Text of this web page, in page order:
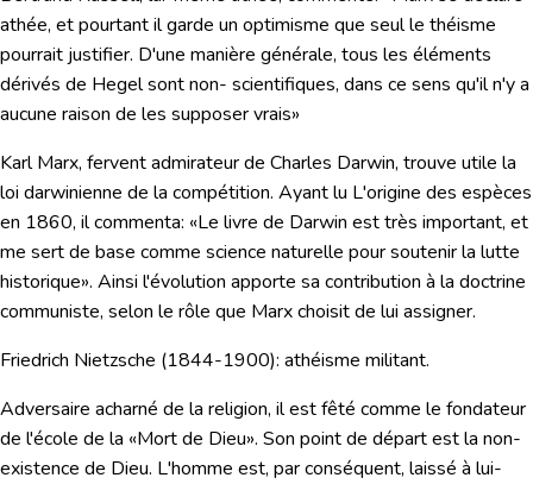
athée, et pourtant il garde un optimisme que seul le théisme
pourrait justifier. D'une manière générale, tous les éléments
dérivés de Hegel sont non- scientifiques, dans ce sens qu'il n'y a
aucune raison de les supposer vrais»
Karl Marx, fervent admirateur de Charles Darwin, trouve utile la
loi darwinienne de la compétition. Ayant lu L'origine des espèces
en 1860, il commenta: «Le livre de Darwin est très important, et
me sert de base comme science naturelle pour soutenir la lutte
historique». Ainsi l'évolution apporte sa contribution à la doctrine
communiste, selon le rôle que Marx choisit de lui assigner.
Friedrich Nietzsche (1844-1900): athéisme militant.
Adversaire acharné de la religion, il est fêté comme le fondateur
de l'école de la «Mort de Dieu». Son point de départ est la non-
existence de Dieu. L'homme est, par conséquent, laissé à lui-